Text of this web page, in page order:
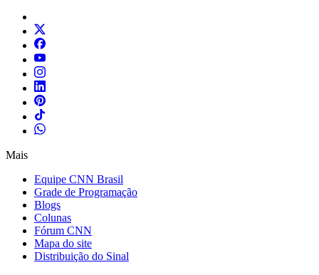
Mais
Equipe CNN Brasil
Grade de Programação
Blogs
Colunas
Fórum CNN
Mapa do site
Distribuição do Sinal